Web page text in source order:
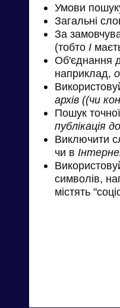
Умови
Загальні
За
(тобто І
Об'єднання
наприклад,
архів ((чи
Пошук
публікація
Виключити
чи в
символів,
містять